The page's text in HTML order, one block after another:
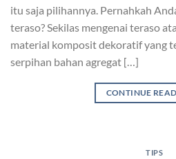
itu saja pilihannya. Pernahkah
teraso? Sekilas mengenai teraso
material komposit dekoratif yang
serpihan bahan agregat […]
CONTINUE
TIPS